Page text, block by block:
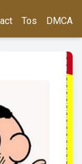
Tos DMCA